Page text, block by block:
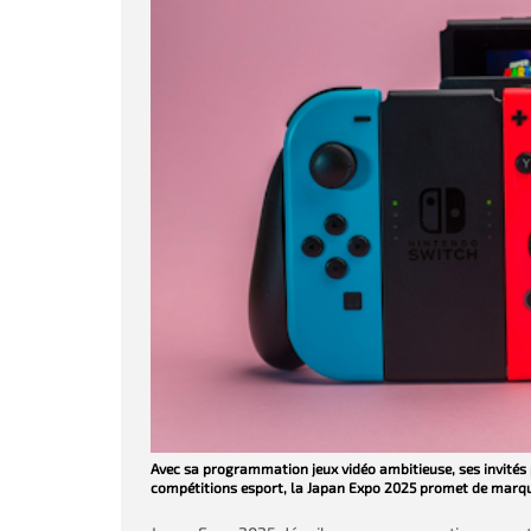
Avec sa programmation jeux vidéo ambitieuse, ses
compétitions esport, la Japan Expo 2025 promet de